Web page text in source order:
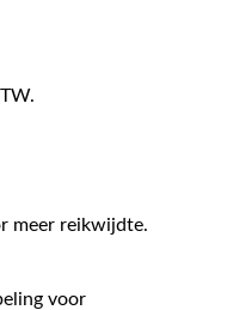
meer reikwijdte.
voor